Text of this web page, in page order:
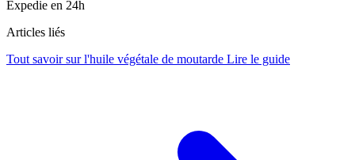
Expedie en 24h
Articles liés
Tout savoir sur l'huile végétale de moutarde Lire le guide